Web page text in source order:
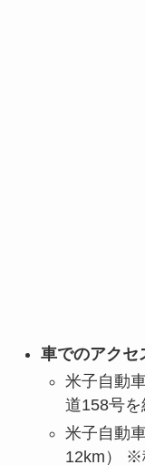
車でのアクセ
米子自動
道158号を
米子自動
12km） ※